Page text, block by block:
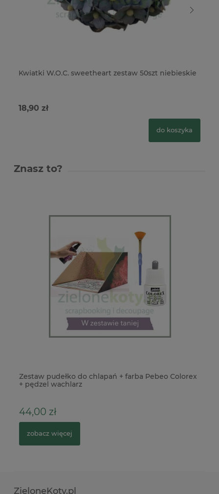
Kwiatki W.O.C. sweetheart zestaw 50szt niebieskie
18,90 zł
do koszyka
Znasz to?
Zestaw pudełko do chlapań + farba Pebeo Colorex
+ pędzel wachlarz
44,00 zł
zobacz więcej
ZieloneKoty.pl